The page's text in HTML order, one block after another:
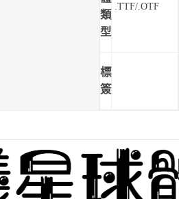
類
型
.TTF/.OTF
標
簽